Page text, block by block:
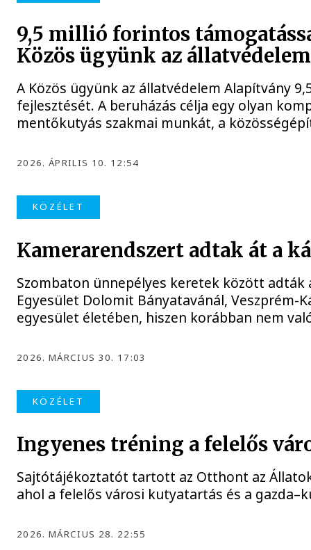
9,5 millió forintos
Közös ügyünk az
A Közös ügyünk az állatvédelem Alapítvány
fejlesztését. A beruházás célja egy olyan
mentőkutyás szakmai munkát, a
2026. ÁPRILIS 10. 12:54
KÖZÉLET
Kamerarendszert adtak át a
Szombaton ünnepélyes keretek között
Egyesület Dolomit Bányatavánál,
egyesület életében, hiszen korábban nem
2026. MÁRCIUS 30. 17:03
KÖZÉLET
Ingyenes tréning a felelős
Sajtótájékoztatót tartott az Otthont az
ahol a felelős városi kutyatartás és a
2026. MÁRCIUS 28. 22:55